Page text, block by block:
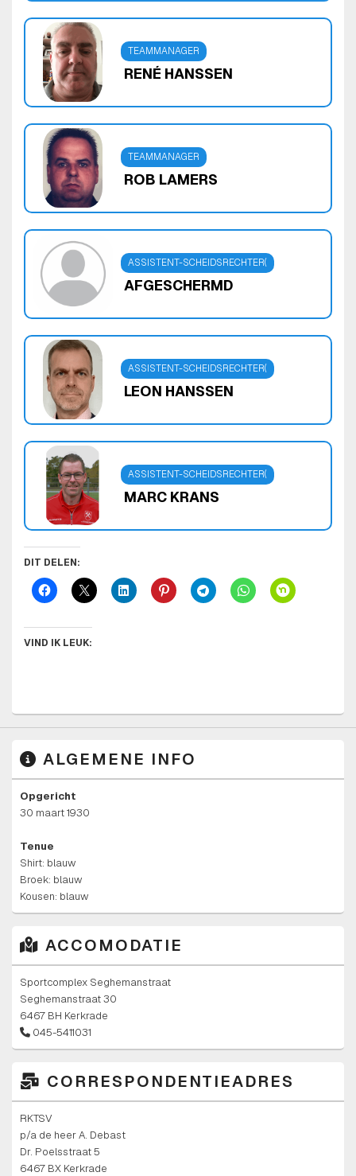
TEAMMANAGER
RENÉ HANSSEN
TEAMMANAGER
ROB LAMERS
ASSISTENT-SCHEIDSRECHTER(
AFGESCHERMD
ASSISTENT-SCHEIDSRECHTER(
LEON HANSSEN
ASSISTENT-SCHEIDSRECHTER(
MARC KRANS
DIT DELEN:
VIND IK LEUK:
ALGEMENE INFO
Opgericht
30 maart 1930
Tenue
Shirt: blauw
Broek: blauw
Kousen: blauw
ACCOMODATIE
Sportcomplex Seghemanstraat
Seghemanstraat 30
6467 BH Kerkrade
045-5411031
CORRESPONDENTIEADRES
RKTSV
p/a de heer A. Debast
Dr. Poelsstraat 5
6467 BX Kerkrade